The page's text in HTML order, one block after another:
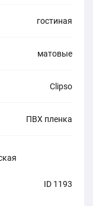
гостиная
матовые
Clipso
ПВХ пленка
ID 1193